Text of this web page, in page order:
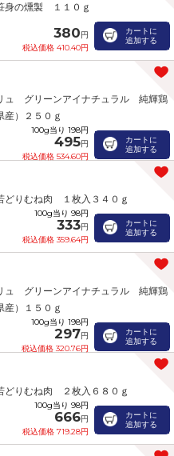
身の燻製 １１０ｇ
380円
税込価格 410.40円
カートに
追加する
リュ グリーンアイナチュラル 純輝鶏
産）２５０ｇ
100g当り 198円
495円
税込価格 534.60円
カートに
追加する
どりむね肉 １枚入３４０ｇ
100g当り 98円
333円
税込価格 359.64円
カートに
追加する
リュ グリーンアイナチュラル 純輝鶏
産）１５０ｇ
100g当り 198円
297円
税込価格 320.76円
カートに
追加する
どりむね肉 ２枚入６８０ｇ
100g当り 98円
666円
税込価格 719.28円
カートに
追加する